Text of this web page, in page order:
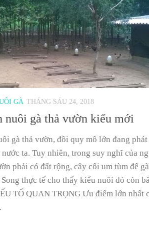
GÀ THÁNG SÁU 24, 2018
nuôi gà thả vườn kiểu mới
gà thả vườn, đồi quy mô lớn đang
nước ta. Tuy nhiên, trong suy nghĩ của
phải có đất rộng, cây cối um tùm để
thực tế cho thấy kiểu nuôi đó còn
TỐ QUAN TRỌNG Ưu điểm lớn nhất